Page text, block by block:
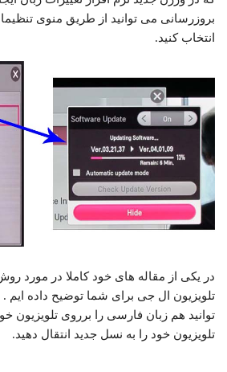
بروزرسانی می توانید از طریق منوی
انتخاب کنید.
در یکی از مقاله های خود کاملا در مورد
تلویزیون ال جی برای شما توضیح داده ایم
توانید هم زبان فارسی را برروی تلویزیون
تلویزیون خود را به نسل جدید انتقال دهید.